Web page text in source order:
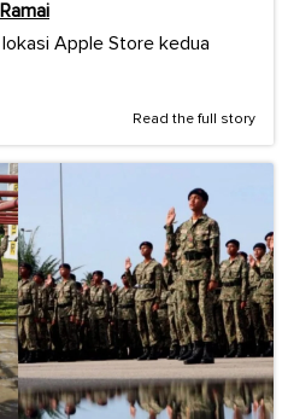
Apple Store kedua
Read the full story